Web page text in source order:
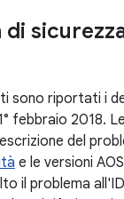
sono riportati i
febbraio 2018.
del
e le versioni
il problema